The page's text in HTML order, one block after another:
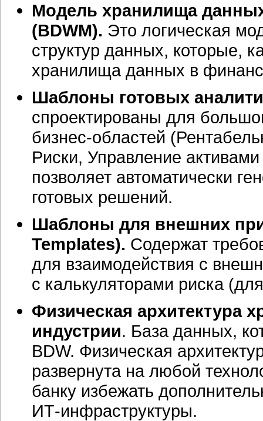
Модель хранилища
(BDWM). Это логическая
структур данных, которые,
хранилища данных в
Шаблоны готовых
спроектированы для
бизнес-областей
Риски, Управление
позволяет автоматически
готовых решений.
Шаблоны для внешних
Templates). Содержат
для взаимодействия с
с калькуляторами риска
Физическая архитектура
индустрии. База данных,
BDW. Физическая
развернута на любой
банку избежать
ИТ-инфраструктуры.